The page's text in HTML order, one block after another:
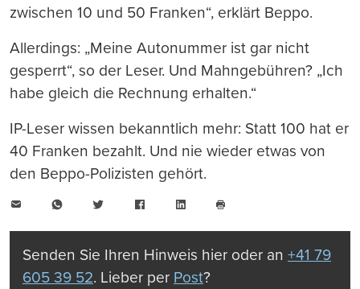
zwischen 10 und 50 Franken“, erklärt Beppo.
Allerdings: „Meine Autonummer ist gar nicht
gesperrt“, so der Leser. Und Mahngebühren? „Ich
habe gleich die Rechnung erhalten.“
IP-Leser wissen bekanntlich mehr: Statt 100 hat er
40 Franken bezahlt. Und nie wieder etwas von
den Beppo-Polizisten gehört.
WhatsAppTwitter FacebookLinkedIn
drucken
Senden Sie Ihren Hinweis hier oder an +41 79
605 39 52. Lieber per Post?